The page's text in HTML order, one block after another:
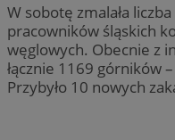
W sobotę zmalała
pracowników śląskich
węglowych. Obecnie z
łącznie 1169 górników
Przybyło 10 nowych